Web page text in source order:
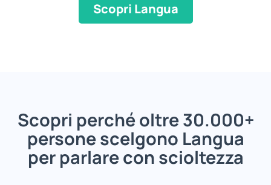
Scopri Langua
Scopri perché oltre 30.000+
persone scelgono Langua
per parlare con scioltezza